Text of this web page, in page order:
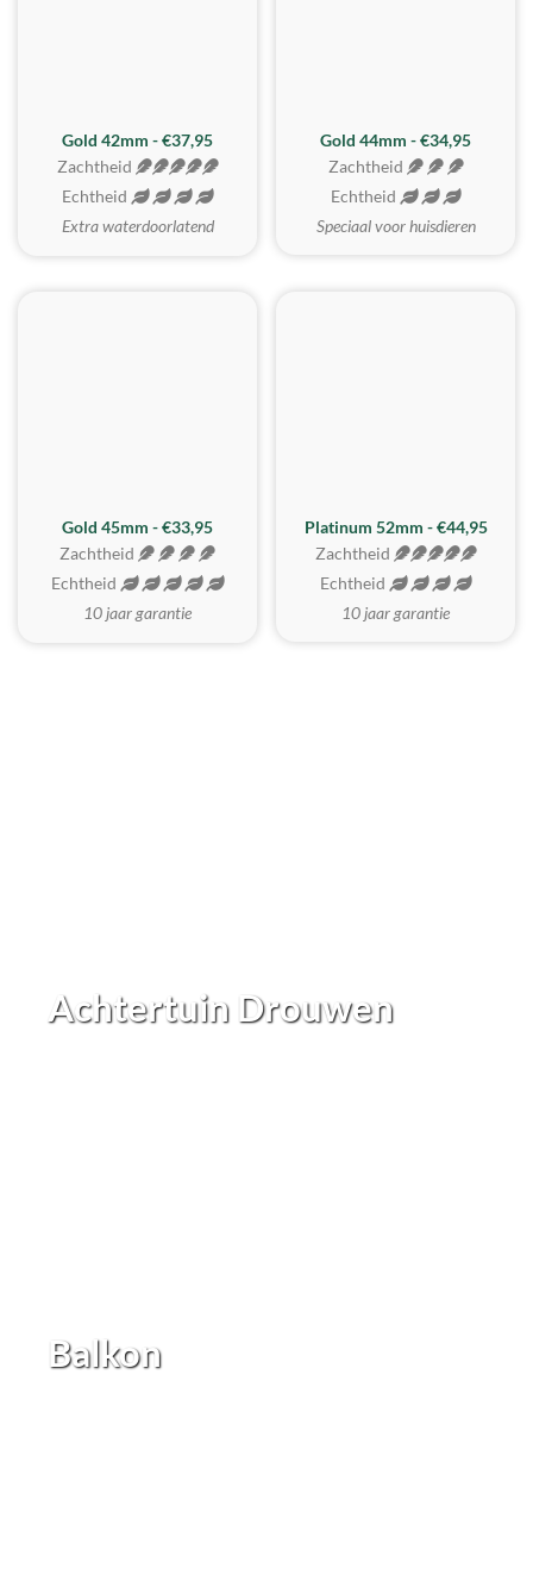
ZACHTSTE
Gold 42mm - €37,95
Zachtheid
Echtheid
Extra waterdoorlatend
Gold 44mm - €34,95
Zachtheid
Echtheid
Speciaal voor huisdieren
REALISTISCH
Gold 45mm - €33,95
Zachtheid
Echtheid
10 jaar garantie
ZACHTSTE
Platinum 52mm - €44,95
Zachtheid
Echtheid
10 jaar garantie
Achtertuin Drouwen
Balkon